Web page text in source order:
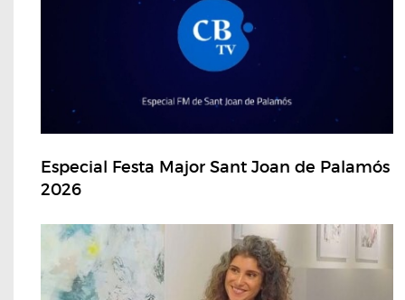
Especial Festa Major Sant Joan de Palamós
2026